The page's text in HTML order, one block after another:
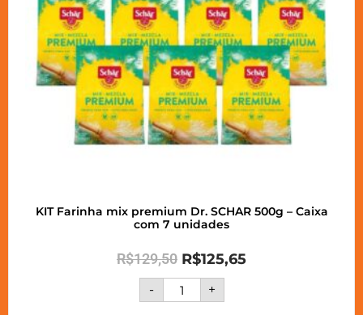
KIT Farinha mix premium Dr. SCHAR 500g – Caixa
com 7 unidades
R$129,50 R$125,65
- +